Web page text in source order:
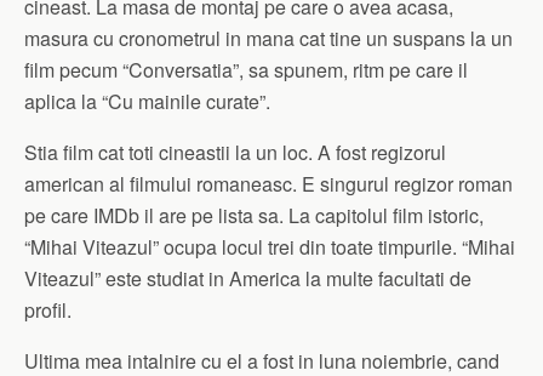
cineast. La masa de montaj pe care o avea acasa,
masura cu cronometrul in mana cat tine un suspans la un
film pecum “Conversatia”, sa spunem, ritm pe care il
aplica la “Cu mainile curate”.
Stia film cat toti cineastii la un loc. A fost regizorul
american al filmului romaneasc. E singurul regizor roman
pe care IMDb il are pe lista sa. La capitolul film istoric,
“Mihai Viteazul” ocupa locul trei din toate timpurile. “Mihai
Viteazul” este studiat in America la multe facultati de
profil.
Ultima mea intalnire cu el a fost in luna noiembrie, cand